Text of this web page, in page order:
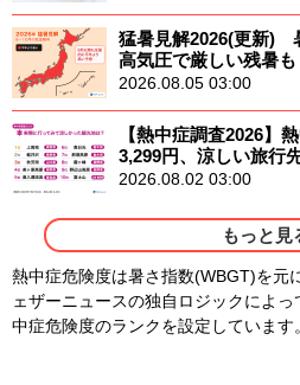
猛暑見解2026(更新)
高気圧で厳しい残暑も
2026.08.05 03:00
【熱中症調査2026】
3,299円、涼しい旅行
2026.08.02 03:00
もっと見
熱中症危険度は暑さ指数(WBGT)を元
ェザーニュースの独自ロジックによ
中症危険度のランクを設定しています。